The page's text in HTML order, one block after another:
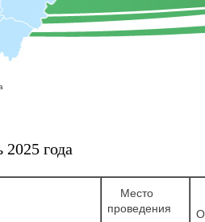
года
Место
проведения